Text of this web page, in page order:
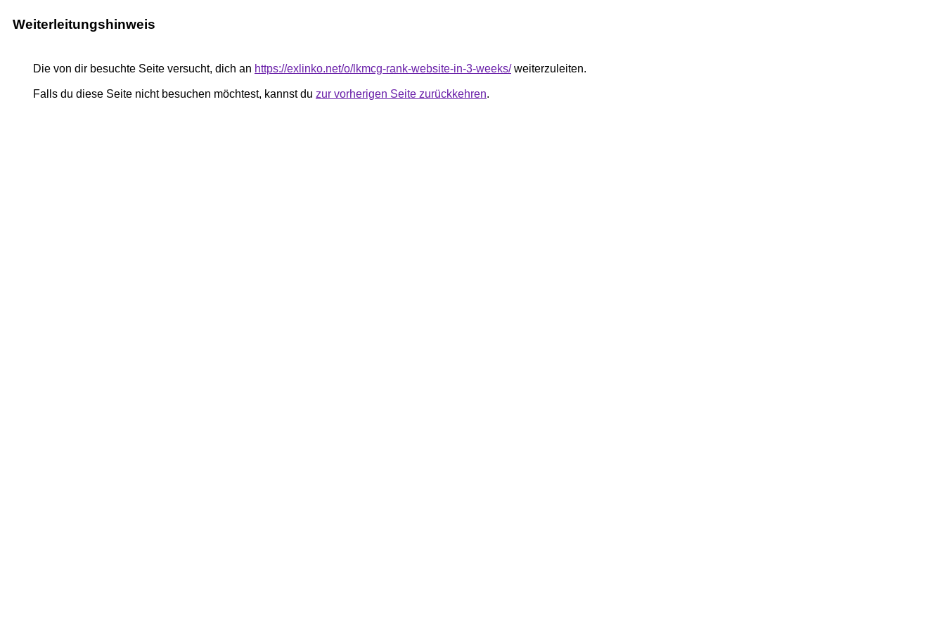
Weiterleitungshinweis
Die von dir besuchte Seite versucht, dich an https://exlinko.net/o/lkmcg-rank-website-in-3-weeks/weiterzuleiten.
Falls du diese Seite nicht besuchen möchtest, kannst du zur vorherigen Seite zurückkehren.